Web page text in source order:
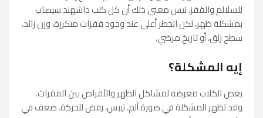
للسلالم والقفز. ليس معنى ذلك أن كل كلب داشهند سيصاب
بمشكلة ظهر، لكن الخطر أعلى عند وجود قفزات متكررة، وزن زائد،
سطح زلق، أو تاريخ مرضي.
إيه المشكلة؟
بعض الكلاب معرضة لمشاكل الظهر والأقراص بين الفقرات.
وقد تظهر المشكلة في صورة ألم، تيبس، رفض للحركة، ضعف في